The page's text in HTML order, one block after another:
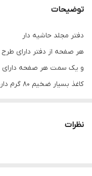
توضیحات
دفتر مجلد حاشیه دار
هر صفحه از دفتر دارای
و یک سمت هر صفحه دارای
کاغذ بسیار ضخیم ۸۰ گرم دارد
نظرات